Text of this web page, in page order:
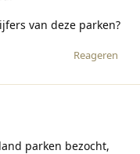
van deze parken?
Reageren
parken bezocht,